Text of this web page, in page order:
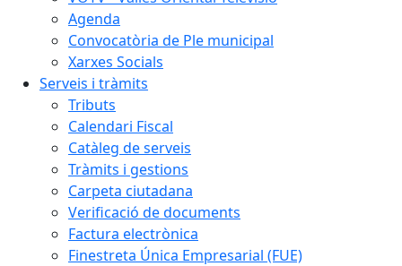
Agenda
Convocatòria de Ple municipal
Xarxes Socials
Serveis i tràmits
Tributs
Calendari Fiscal
Catàleg de serveis
Tràmits i gestions
Carpeta ciutadana
Verificació de documents
Factura electrònica
Finestreta Única Empresarial (FUE)